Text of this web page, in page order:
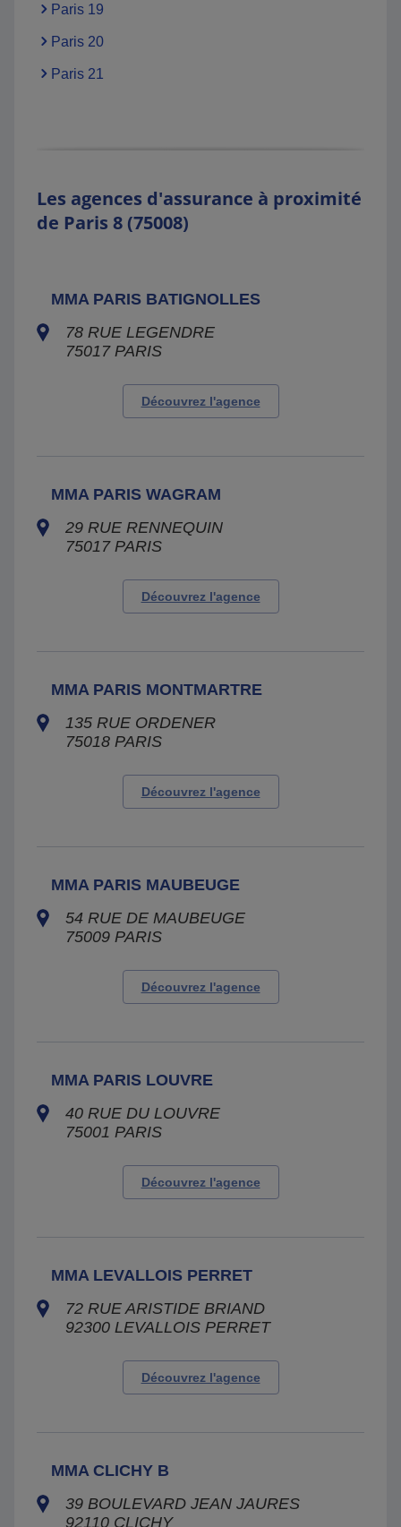
Paris 19
Paris 20
Paris 21
Les agences d'assurance à proximité
de Paris 8 (75008)
MMA PARIS BATIGNOLLES
78 RUE LEGENDRE
75017 PARIS
Découvrez l'agence
MMA PARIS WAGRAM
29 RUE RENNEQUIN
75017 PARIS
Découvrez l'agence
MMA PARIS MONTMARTRE
135 RUE ORDENER
75018 PARIS
Découvrez l'agence
MMA PARIS MAUBEUGE
54 RUE DE MAUBEUGE
75009 PARIS
Découvrez l'agence
MMA PARIS LOUVRE
40 RUE DU LOUVRE
75001 PARIS
Découvrez l'agence
MMA LEVALLOIS PERRET
72 RUE ARISTIDE BRIAND
92300 LEVALLOIS PERRET
Découvrez l'agence
MMA CLICHY B
39 BOULEVARD JEAN JAURES
92110 CLICHY